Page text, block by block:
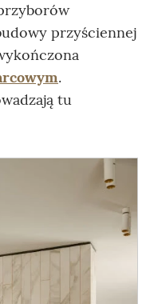
przyściennej
.
tu